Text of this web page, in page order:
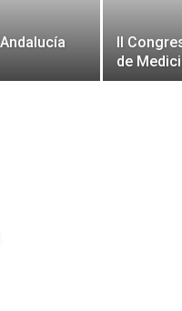
II
de